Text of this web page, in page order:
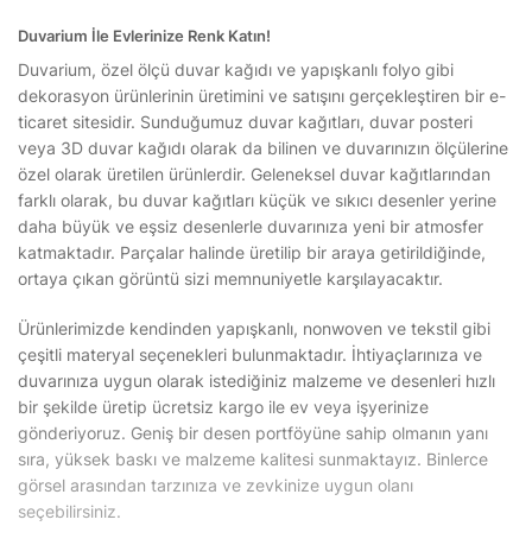
Duvarium İle Evlerinize Renk Katın!
Duvarium, özel ölçü duvar kağıdı ve yapışkanlı folyo gibi
dekorasyon ürünlerinin üretimini ve satışını gerçekleştiren bir e-
ticaret sitesidir. Sunduğumuz duvar kağıtları, duvar posteri
veya 3D duvar kağıdı olarak da bilinen ve duvarınızın ölçülerine
özel olarak üretilen ürünlerdir. Geleneksel duvar kağıtlarından
farklı olarak, bu duvar kağıtları küçük ve sıkıcı desenler yerine
daha büyük ve eşsiz desenlerle duvarınıza yeni bir atmosfer
katmaktadır. Parçalar halinde üretilip bir araya getirildiğinde,
ortaya çıkan görüntü sizi memnuniyetle karşılayacaktır.
Ürünlerimizde kendinden yapışkanlı, nonwoven ve tekstil gibi
çeşitli materyal seçenekleri bulunmaktadır. İhtiyaçlarınıza ve
duvarınıza uygun olarak istediğiniz malzeme ve desenleri hızlı
bir şekilde üretip ücretsiz kargo ile ev veya işyerinize
gönderiyoruz. Geniş bir desen portföyüne sahip olmanın yanı
sıra, yüksek baskı ve malzeme kalitesi sunmaktayız. Binlerce
görsel arasından tarzınıza ve zevkinize uygun olanı
seçebilirsiniz.